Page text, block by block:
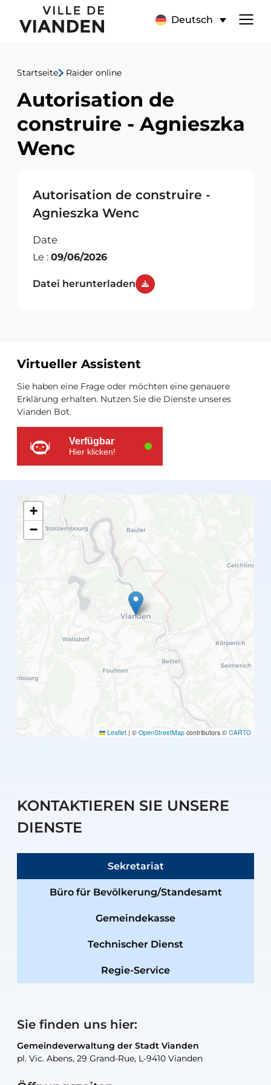
Autorisation
de
construire
Agnieszka
Wenc
Deutsch
Hauptnavigationsmenü
Startseite Raider online
Autorisation de
construire - Agnieszka
Wenc
Autorisation de construire -
Agnieszka Wenc
Date
Le : 09/06/2026
Datei herunterladen
Zusätzliche
Ressourcen
Virtueller Assistent
Sie haben eine Frage oder möchten eine genauere
Erklärung erhalten. Nutzen Sie die Dienste unseres
Vianden Bot.
Verfügbar
Hier klicken!
+
−
Leaflet | © OpenStreetMap contributors © CARTO
KONTAKTIEREN SIE UNSERE
DIENSTE
Sekretariat
Büro für Bevölkerung/Standesamt
Gemeindekasse
Technischer Dienst
Regie-Service
Sie finden uns hier:
Gemeindeverwaltung der Stadt Vianden
pl. Vic. Abens, 29 Grand-Rue, L-9410 Vianden
Gemeindeverwaltung der Stadt Vianden
pl. Vic. Abens, 29 Grand-Rue, L-9410 Vianden
Gemeindeverwaltung der Stadt Vianden
pl. Vic. Abens, 29 Grand-Rue, L-9410 Vianden
Gemeindeverwaltung der Stadt Vianden
pl. Vic. Abens, 29 Grand-Rue, L-9410 Vianden
Gemeindewerkstatt der Stadt Vianden
30, rue Neugarten, L-9422 Vianden